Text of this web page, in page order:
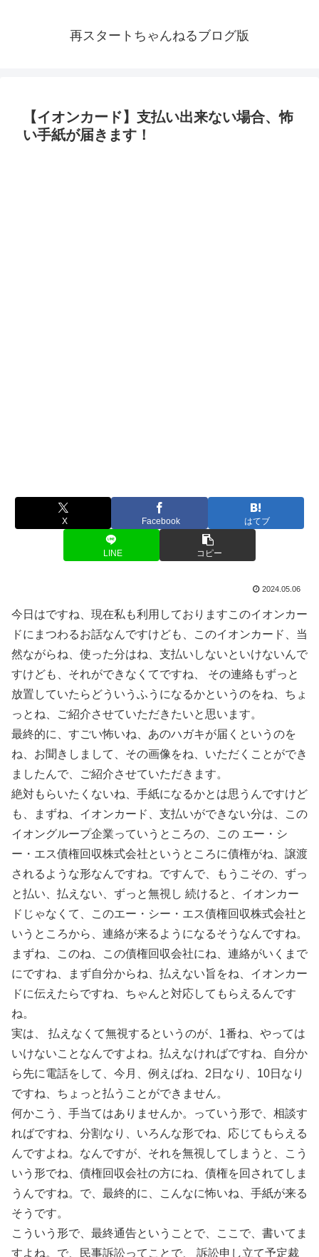
再スタートちゃんねるブログ版
【イオンカード】支払い出来ない場合、怖
い手紙が届きます！
X Facebook はてブ
LINE コピー
2024.05.06
今日はですね、現在私も利用しておりますこのイオンカー
ドにまつわるお話なんですけども、このイオンカード、当
然ながらね、使った分はね、支払いしないといけないんで
すけども、それができなくてですね、 その連絡もずっと
放置していたらどういうふうになるかというのをね、ちょ
っとね、ご紹介させていただきたいと思います。
最終的に、すごい怖いね、あのハガキが届くというのを
ね、お聞きしまして、その画像をね、いただくことができ
ましたんで、ご紹介させていただきます。
絶対もらいたくないね、手紙になるかとは思うんですけど
も、まずね、イオンカード、支払いができない分は、この
イオングループ企業っていうところの、この エー・シ
ー・エス債権回収株式会社というところに債権がね、譲渡
されるような形なんですね。ですんで、もうこその、ずっ
と払い、払えない、ずっと無視し 続けると、イオンカー
ドじゃなくて、このエー・シー・エス債権回収株式会社と
いうところから、連絡が来るようになるそうなんですね。
まずね、このね、この債権回収会社にね、連絡がいくまで
にですね、まず自分からね、払えない旨をね、イオンカー
ドに伝えたらですね、ちゃんと対応してもらえるんです
ね。
実は、 払えなくて無視するというのが、1番ね、やっては
いけないことなんですよね。払えなければですね、自分か
ら先に電話をして、今月、例えばね、2日なり、10日なり
ですね、ちょっと払うことができません。
何かこう、手当てはありませんか。っていう形で、相談す
ればですね、分割なり、いろんな形でね、応じてもらえる
んですよね。なんですが、それを無視してしまうと、こう
いう形でね、債権回収会社の方にね、債権を回されてしま
うんですね。で、最終的に、こんなに怖いね、手紙が来る
そうです。
こういう形で、最終通告ということで、ここで、書いてま
すよね。で、民事訴訟ってことで、 訴訟申し立て予定裁